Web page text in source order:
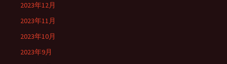
2023年12月
2023年11月
2023年10月
2023年9月